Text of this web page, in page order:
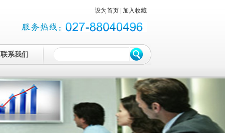
设为首页 加入收藏
联系我们